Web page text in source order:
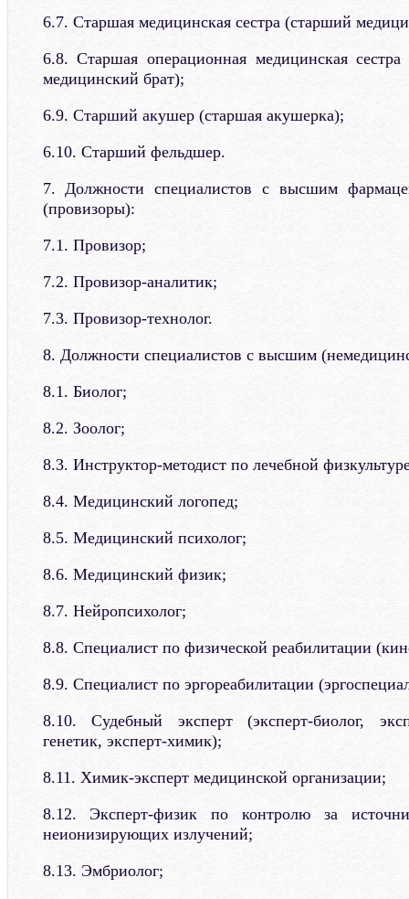
6.7. Старшая медицинская сестра (старший
6.8. Старшая операционная медицинская
медицинский брат);
6.9. Старший акушер (старшая акушерка);
6.10. Старший фельдшер.
7. Должности специалистов с высшим
(провизоры):
7.1. Провизор;
7.2. Провизор-аналитик;
7.3. Провизор-технолог.
8. Должности специалистов с высшим
8.1. Биолог;
8.2. Зоолог;
8.3. Инструктор-методист по лечебной
8.4. Медицинский логопед;
8.5. Медицинский психолог;
8.6. Медицинский физик;
8.7. Нейропсихолог;
8.8. Специалист по физической реабилитации
8.9. Специалист по эргореабилитации
8.10. Судебный эксперт (эксперт-биолог,
генетик, эксперт-химик);
8.11. Химик-эксперт медицинской организации;
8.12. Эксперт-физик по контролю за
неионизирующих излучений;
8.13. Эмбриолог;